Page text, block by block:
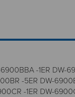
-1ER DW-
-5ER DW-
-1ER DW-